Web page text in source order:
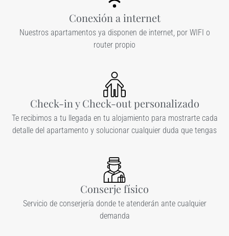
Conexión a internet
Nuestros apartamentos ya disponen de internet, por WIFI o
router propio
Check-in y Check-out personalizado
Te recibimos a tu llegada en tu alojamiento para mostrarte cada
detalle del apartamento y solucionar cualquier duda que tengas
Conserje físico
Servicio de conserjería donde te atenderán ante cualquier
demanda